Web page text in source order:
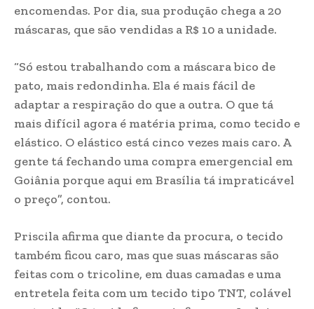
encomendas. Por dia, sua produção chega a 20
máscaras, que são vendidas a R$ 10 a unidade.
“Só estou trabalhando com a máscara bico de
pato, mais redondinha. Ela é mais fácil de
adaptar a respiração do que a outra. O que tá
mais difícil agora é matéria prima, como tecido e
elástico. O elástico está cinco vezes mais caro. A
gente tá fechando uma compra emergencial em
Goiânia porque aqui em Brasília tá impraticável
o preço”, contou.
Priscila afirma que diante da procura, o tecido
também ficou caro, mas que suas máscaras são
feitas com o tricoline, em duas camadas e uma
entretela feita com um tecido tipo TNT, colável